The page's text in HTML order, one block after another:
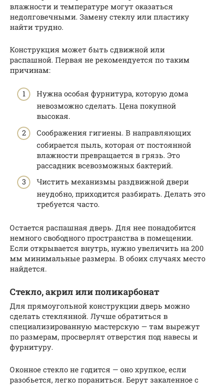
влажности и температуре могут оказаться
недолговечными. Замену стеклу или пластику
найти трудно.
Конструкция может быть сдвижной или
распашной. Первая не рекомендуется по таким
причинам:
Нужна особая фурнитура, которую дома
невозможно сделать. Цена покупной
высокая.
Соображения гигиены. В направляющих
собирается пыль, которая от постоянной
влажности превращается в грязь. Это
рассадник всевозможных бактерий.
Чистить механизмы раздвижной двери
неудобно, приходится разбирать. Делать это
требуется часто.
Остается распашная дверь. Для нее понадобится
немного свободного пространства в помещении.
Если открывается внутрь, нужно увеличить на 200
мм минимальные размеры. В обоих случаях место
найдется.
Стекло, акрил или поликарбонат
Для прямоугольной конструкции дверь можно
сделать стеклянной. Лучше обратиться в
специализированную мастерскую — там вырежут
по размерам, просверлят отверстия под навесы и
фурнитуру.
Оконное стекло не годится — оно хрупкое, если
разобьется, легко пораниться. Берут закаленное с